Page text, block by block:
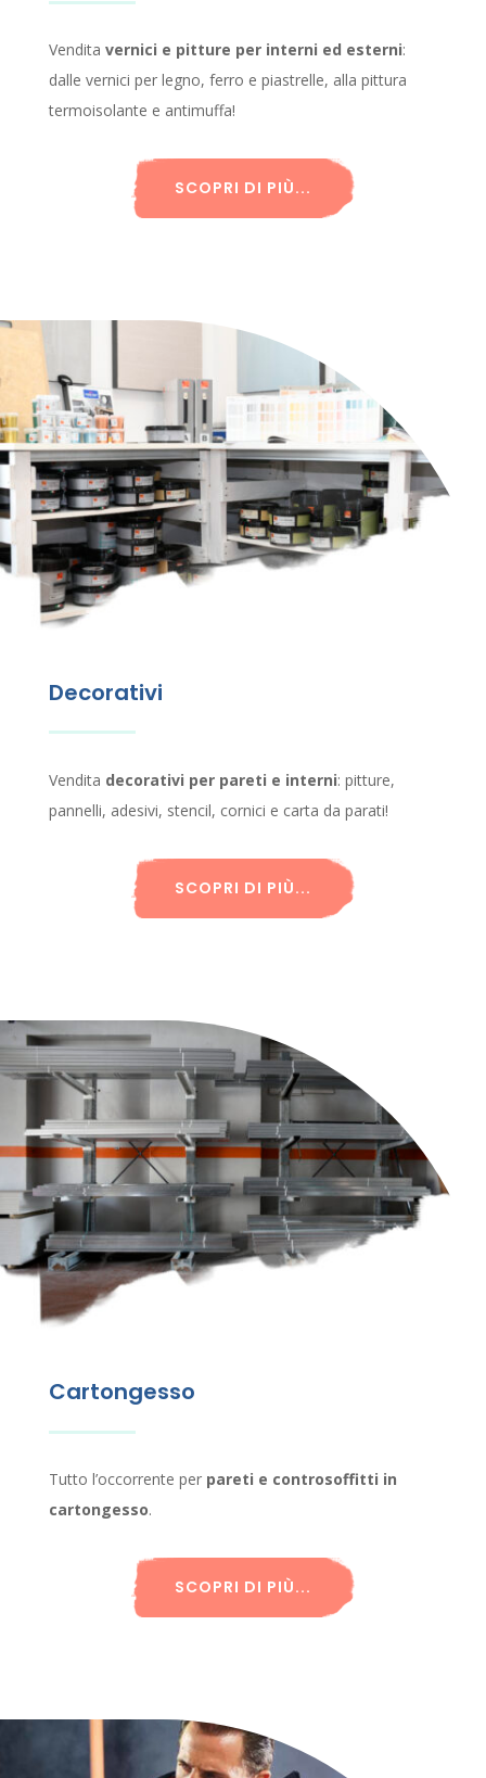
Vendita vernici e pitture per interni ed esterni:
dalle vernici per legno, ferro e piastrelle, alla pittura
termoisolante e antimuffa!
SCOPRI DI PIÙ...
Decorativi
Vendita decorativi per pareti e interni: pitture,
pannelli, adesivi, stencil, cornici e carta da parati!
SCOPRI DI PIÙ...
Cartongesso
Tutto l’occorrente per pareti e controsoffitti in
cartongesso.
SCOPRI DI PIÙ...